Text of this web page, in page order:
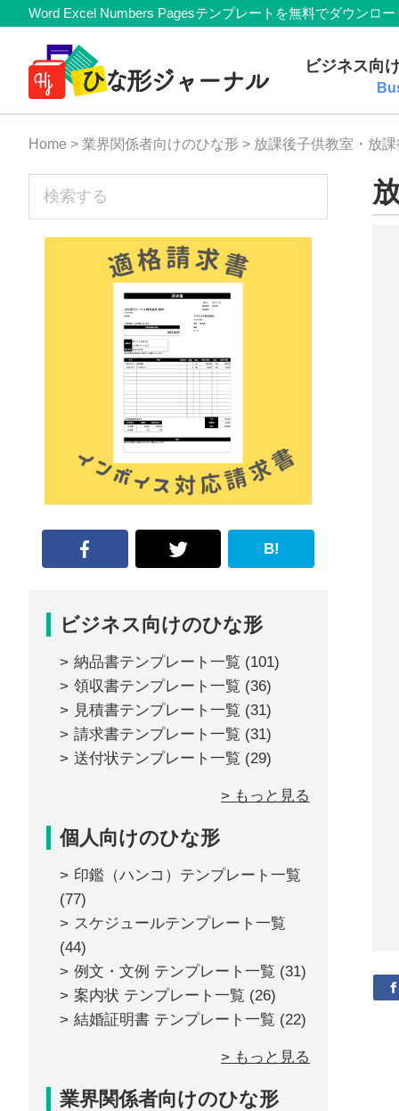
Skip
primary
navigation
Skip
content
Skip
primary
sidebar
Skip
footer
Member
Navigation
Word Excel Numbers Pagesテンプレートを無料でダウンロ
料
テ
ン
レ
形
ジ
ャ
ー
ナ
ビジネス向
Home > 業界関係者向けのひな形 > 放課後子供教室・放
sidebar
B!
ビジネス向けのひな形
納品書テンプレート一覧 (101)
領収書テンプレート一覧 (36)
見積書テンプレート一覧 (31)
請求書テンプレート一覧 (31)
送付状テンプレート一覧 (29)
> もっと見る
個人向けのひな形
印鑑（ハンコ）テンプレート一覧
(77)
スケジュールテンプレート一覧
(44)
例文・文例 テンプレート一覧 (31)
案内状 テンプレート一覧 (26)
結婚証明書 テンプレート一覧 (22)
> もっと見る
業界関係者向けのひな形